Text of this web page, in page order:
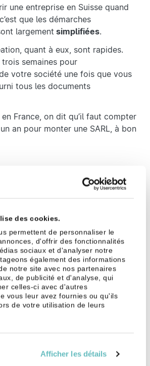
des cookies.
permettent de personnaliser le
d'offrir des fonctionnalités
sociaux et d'analyser notre
également des informations
notre site avec nos partenaires
de publicité et d'analyse, qui
celles-ci avec d'autres
vous leur avez fournies ou qu'ils
de votre utilisation de leurs
Afficher les détails
une entreprise en Suisse quand
que les démarches
largement simplifiées.
quant à eux, sont rapides.
semaines pour
votre société une fois que vous
tous les documents
France, on dit qu’il faut compter
an pour monter une SARL, à bon
son entreprise en
de domicilier votre entreprise en
peut que vous donner raison ! Le
suisse est porteur, c’est un
jeunes entrepreneurs qui créent
Dans ce contexte, ils
chances de réussite.
emplacement pour
regroupés par thématique à